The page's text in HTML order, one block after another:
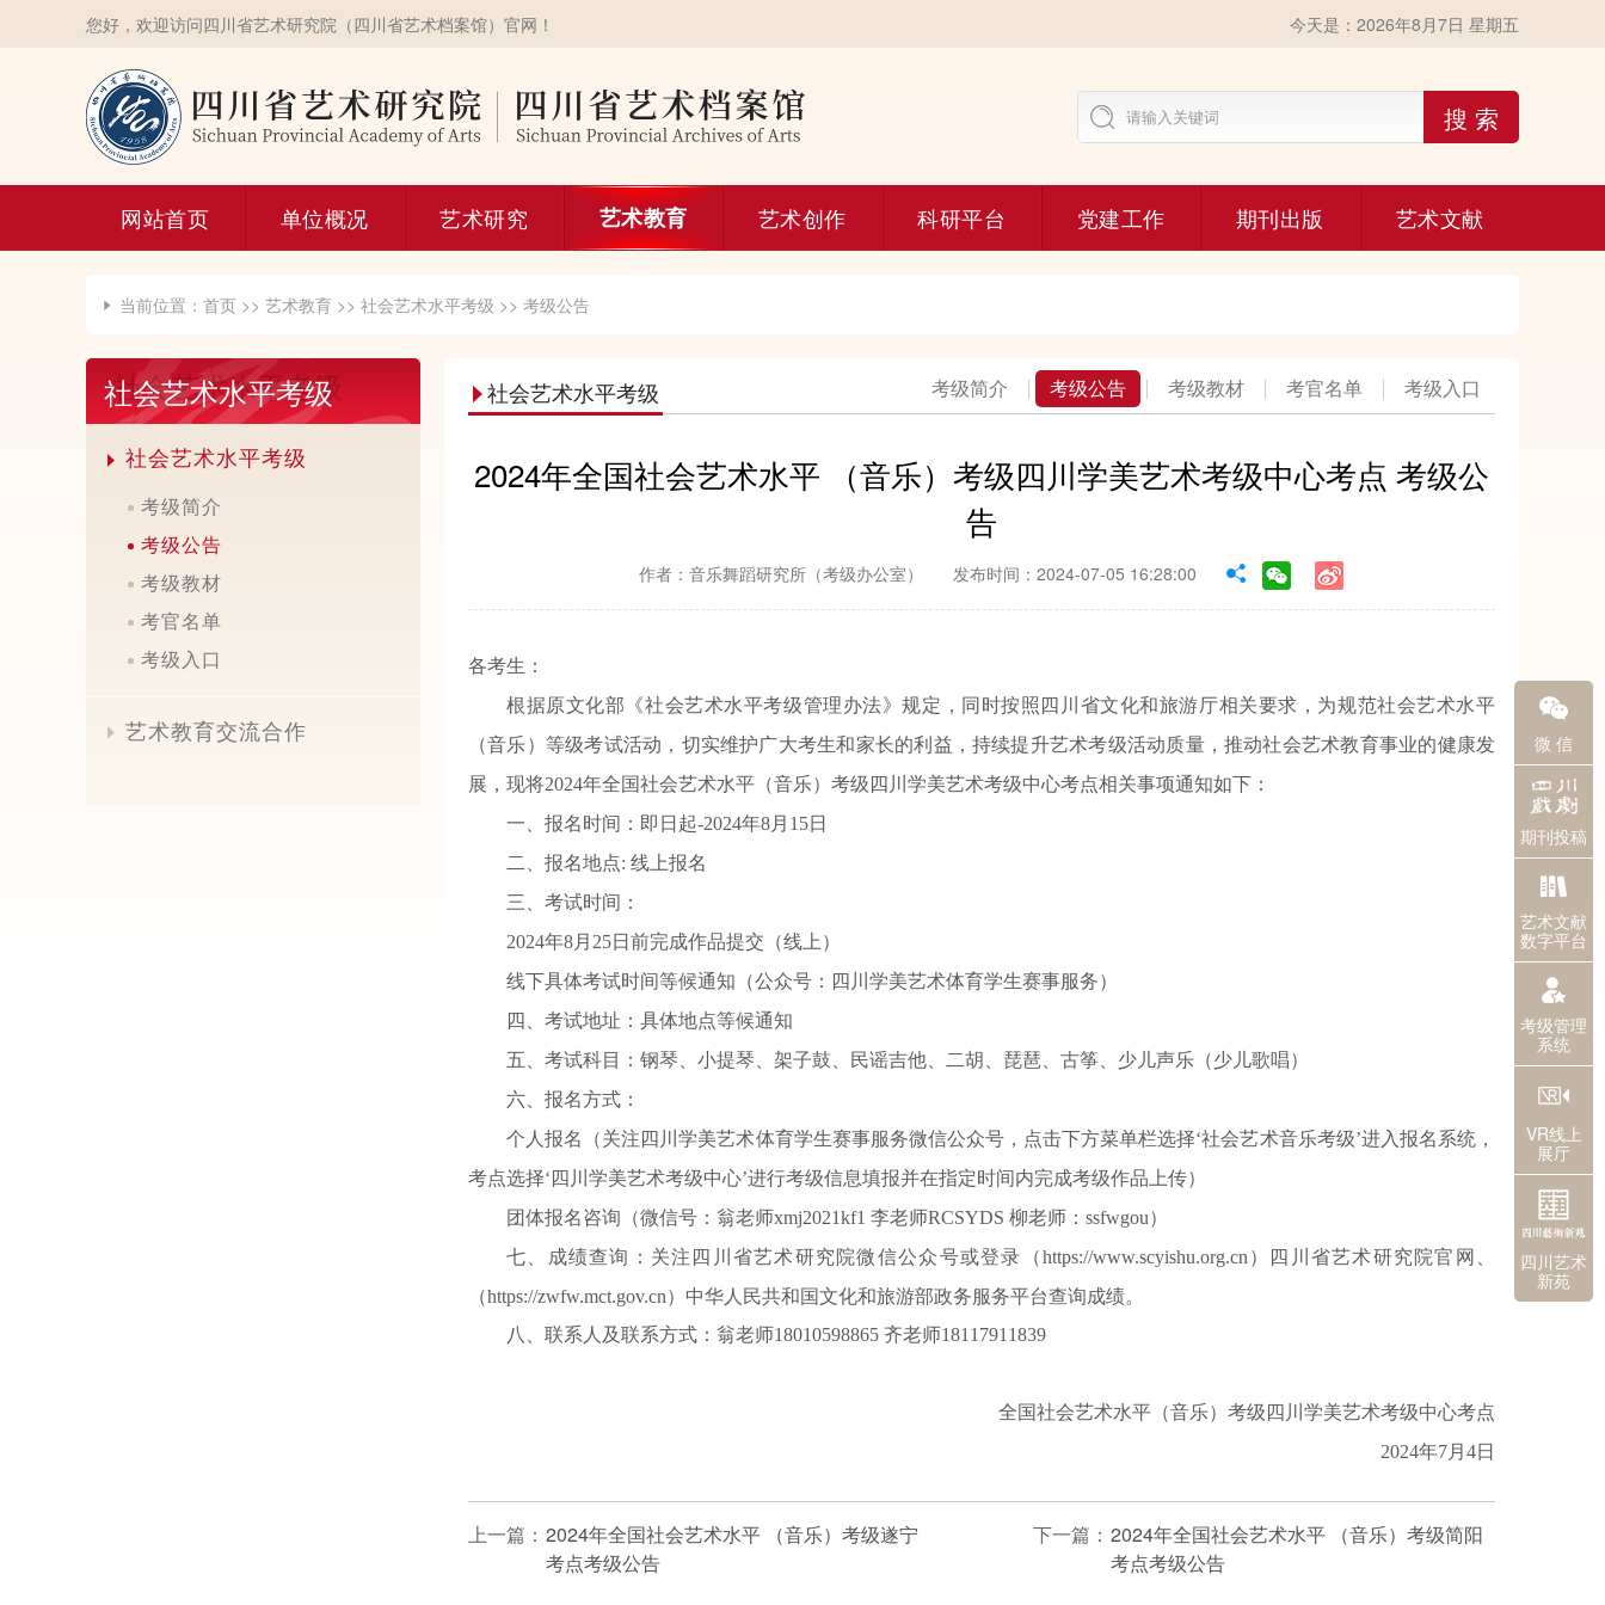
您好，欢迎访问四川省艺术研究院（四川省艺术档案馆）官网！ 今天是：2026年8月7日 星期五
搜 索
网站首页 单位概况 艺术研究 艺术教育 艺术创作 科研平台 党建工作 期刊出版 艺术文献
 当前位置： 首页 >> 艺术教育 >> 社会艺术水平考级 >> 考级公告
社会艺术水平考级
 社会艺术水平考级
考级简介
考级公告
考级教材
考官名单
考级入口
 艺术教育交流合作
 社会艺术水平考级 考级简介 考级公告 考级教材 考官名单 考级入口
2024年全国社会艺术水平 （音乐）考级四川学美艺术考级中心考点 考级公
告
作者：音乐舞蹈研究所（考级办公室） 发布时间：2024-07-05 16:28:00
各考生：
根据原文化部《社会艺术水平考级管理办法》规定，同时按照四川省文化和旅游厅相关要求，为规范社会艺术水平
（音乐）等级考试活动，切实维护广大考生和家长的利益，持续提升艺术考级活动质量，推动社会艺术教育事业的健康发
展，现将2024年全国社会艺术水平（音乐）考级四川学美艺术考级中心考点相关事项通知如下：
一、报名时间：即日起-2024年8月15日
二、报名地点: 线上报名
三、考试时间：
2024年8月25日前完成作品提交（线上）
线下具体考试时间等候通知（公众号：四川学美艺术体育学生赛事服务）
四、考试地址：具体地点等候通知
五、考试科目：钢琴、小提琴、架子鼓、民谣吉他、二胡、琵琶、古筝、少儿声乐（少儿歌唱）
六、报名方式：
个人报名（关注四川学美艺术体育学生赛事服务微信公众号，点击下方菜单栏选择‘社会艺术音乐考级’进入报名系统，
考点选择‘四川学美艺术考级中心’进行考级信息填报并在指定时间内完成考级作品上传）
团体报名咨询（微信号：翁老师xmj2021kf1 李老师RCSYDS 柳老师：ssfwgou）
七、成绩查询：关注四川省艺术研究院微信公众号或登录（https://www.scyishu.org.cn）四川省艺术研究院官网、
（https://zwfw.mct.gov.cn）中华人民共和国文化和旅游部政务服务平台查询成绩。
八、联系人及联系方式： 翁老师18010598865 齐老师18117911839
全国社会艺术水平（音乐）考级 四川学美艺术考级中心考点
2024年7月4日
上一篇： 2024年全国社会艺术水平 （音乐）考级遂宁
考点考级公告
下一篇： 2024年全国社会艺术水平 （音乐）考级简阳
考点考级公告
微 信
期刊投稿
艺术文献
数字平台
考级管理
系统
VR线上
展厅
四川艺术
新苑